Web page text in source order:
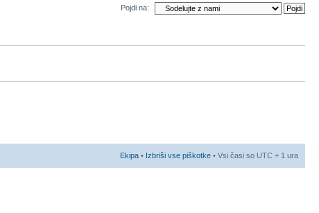
Pojdi na:
Ekipa • Izbriši vse piškotke • Vsi časi so UTC + 1 ura